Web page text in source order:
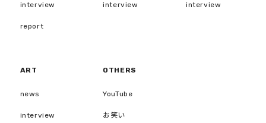
interview
report
interview interview
ART
news
interview
OTHERS
YouTube
お笑い